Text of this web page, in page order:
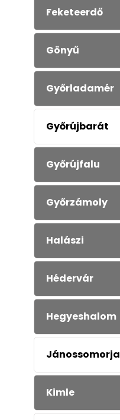
Feketeerdő
Gönyű
Győrladamér
Győrújbarát
Győrújfalu
Győrzámoly
Halászi
Hédervár
Hegyeshalom
Jánossomorja
Kimle